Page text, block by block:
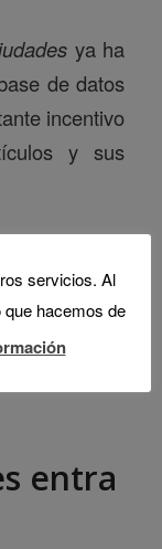
ya ha
de datos
incentivo
y sus
entra
servicios. Al
hacemos de